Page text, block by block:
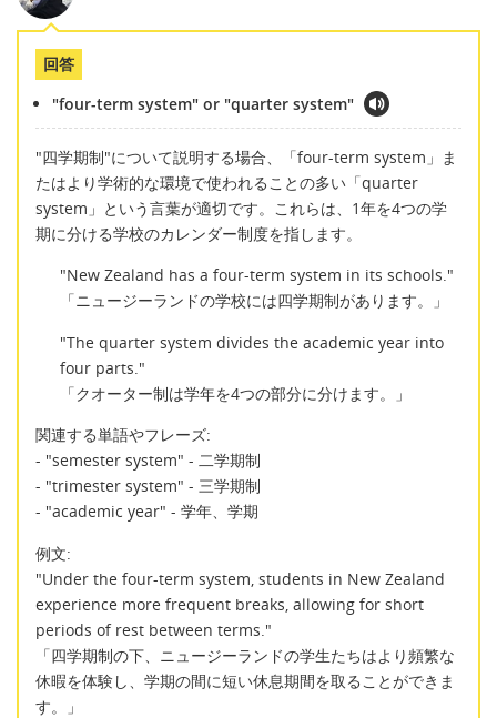
回答
"four-term system" or "quarter system"
"四学期制"について説明する場合、「four-term system」ま
たはより学術的な環境で使われることの多い「quarter
system」という言葉が適切です。これらは、1年を4つの学
期に分ける学校のカレンダー制度を指します。
"New Zealand has a four-term system in its schools."
「ニュージーランドの学校には四学期制があります。」
"The quarter system divides the academic year into
four parts."
「クオーター制は学年を4つの部分に分けます。」
関連する単語やフレーズ:
- "semester system" - 二学期制
- "trimester system" - 三学期制
- "academic year" - 学年、学期
例文:
"Under the four-term system, students in New Zealand
experience more frequent breaks, allowing for short
periods of rest between terms."
「四学期制の下、ニュージーランドの学生たちはより頻繁な
休暇を体験し、学期の間に短い休息期間を取ることができま
す。」